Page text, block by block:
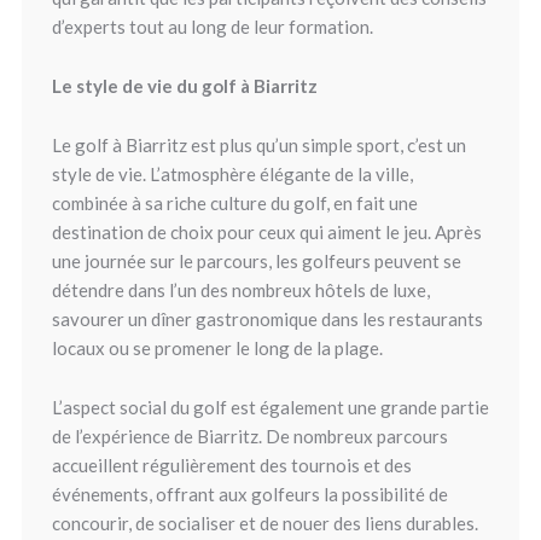
d’experts tout au long de leur formation.
Le style de vie du golf à Biarritz
Le golf à Biarritz est plus qu’un simple sport, c’est un
style de vie. L’atmosphère élégante de la ville,
combinée à sa riche culture du golf, en fait une
destination de choix pour ceux qui aiment le jeu. Après
une journée sur le parcours, les golfeurs peuvent se
détendre dans l’un des nombreux hôtels de luxe,
savourer un dîner gastronomique dans les restaurants
locaux ou se promener le long de la plage.
L’aspect social du golf est également une grande partie
de l’expérience de Biarritz. De nombreux parcours
accueillent régulièrement des tournois et des
événements, offrant aux golfeurs la possibilité de
concourir, de socialiser et de nouer des liens durables.